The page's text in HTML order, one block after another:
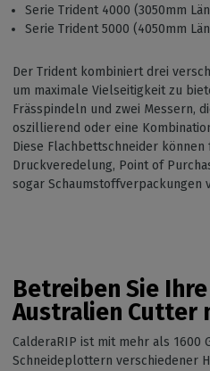
Serie Trident 4000 (3050mm
Serie Trident 5000 (4050mm
Der Trident kombiniert drei
um maximale Vielseitigkeit zu
Frässpindeln und zwei Messern,
oszillierend oder eine
Diese Flachbettschneider können
Druckveredelung, Point of
sogar Schaumstoffverpackungen
Betreiben Sie
Australien Cutter
CalderaRIP ist mit mehr als 1600
Schneideplottern verschiedener